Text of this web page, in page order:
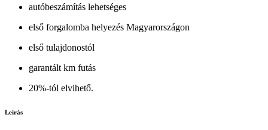
autóbeszámítás lehetséges
első forgalomba helyezés Magyarországon
első tulajdonostól
garantált km futás
20%-tól elvihető.
Leírás